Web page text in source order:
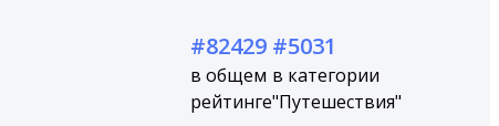
#82429
в общем
рейтинге
#5031
в категории
"Путешествия"